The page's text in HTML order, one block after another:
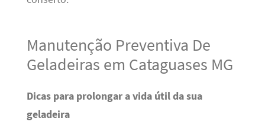
Manutenção Preventiva De
Geladeiras em Cataguases MG
Dicas para prolongar a vida útil da sua
geladeira